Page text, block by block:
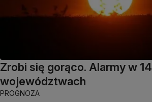
Zrobi się gorąco. Alarmy w 14
województwach
PROGNOZA